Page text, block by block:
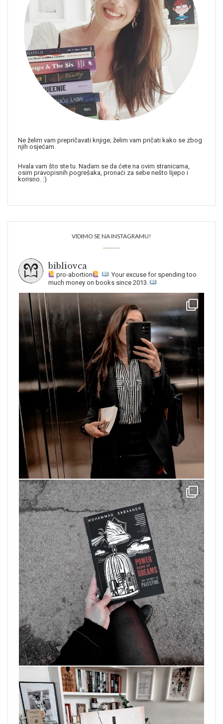
Ne želim vam prepričavati knjige; želim vam pričati kako se zbog
njih osjećam.
Hvala vam što ste tu. Nadam se da ćete na ovim stranicama,
osim pravopisnih pogrešaka, pronaći za sebe nešto lijepo i
korisno. :)
VIDIMO SE NA INSTAGRAMU!
bibliovca
pro-abortion
Your excuse for spending too
much money on books since 2013.